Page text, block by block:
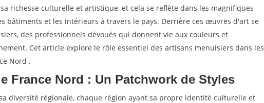
richesse culturelle et artistique, et cela se reflète dans les magnifiques
bâtiments et les intérieurs à travers le pays. Derrière ces œuvres d'art se
des professionnels dévoués qui donnent vie aux couleurs et
Cet article explore le rôle essentiel des artisans menuisiers dans les
Nord .
France Nord : Un Patchwork de Styles
diversité régionale, chaque région ayant sa propre identité culturelle et